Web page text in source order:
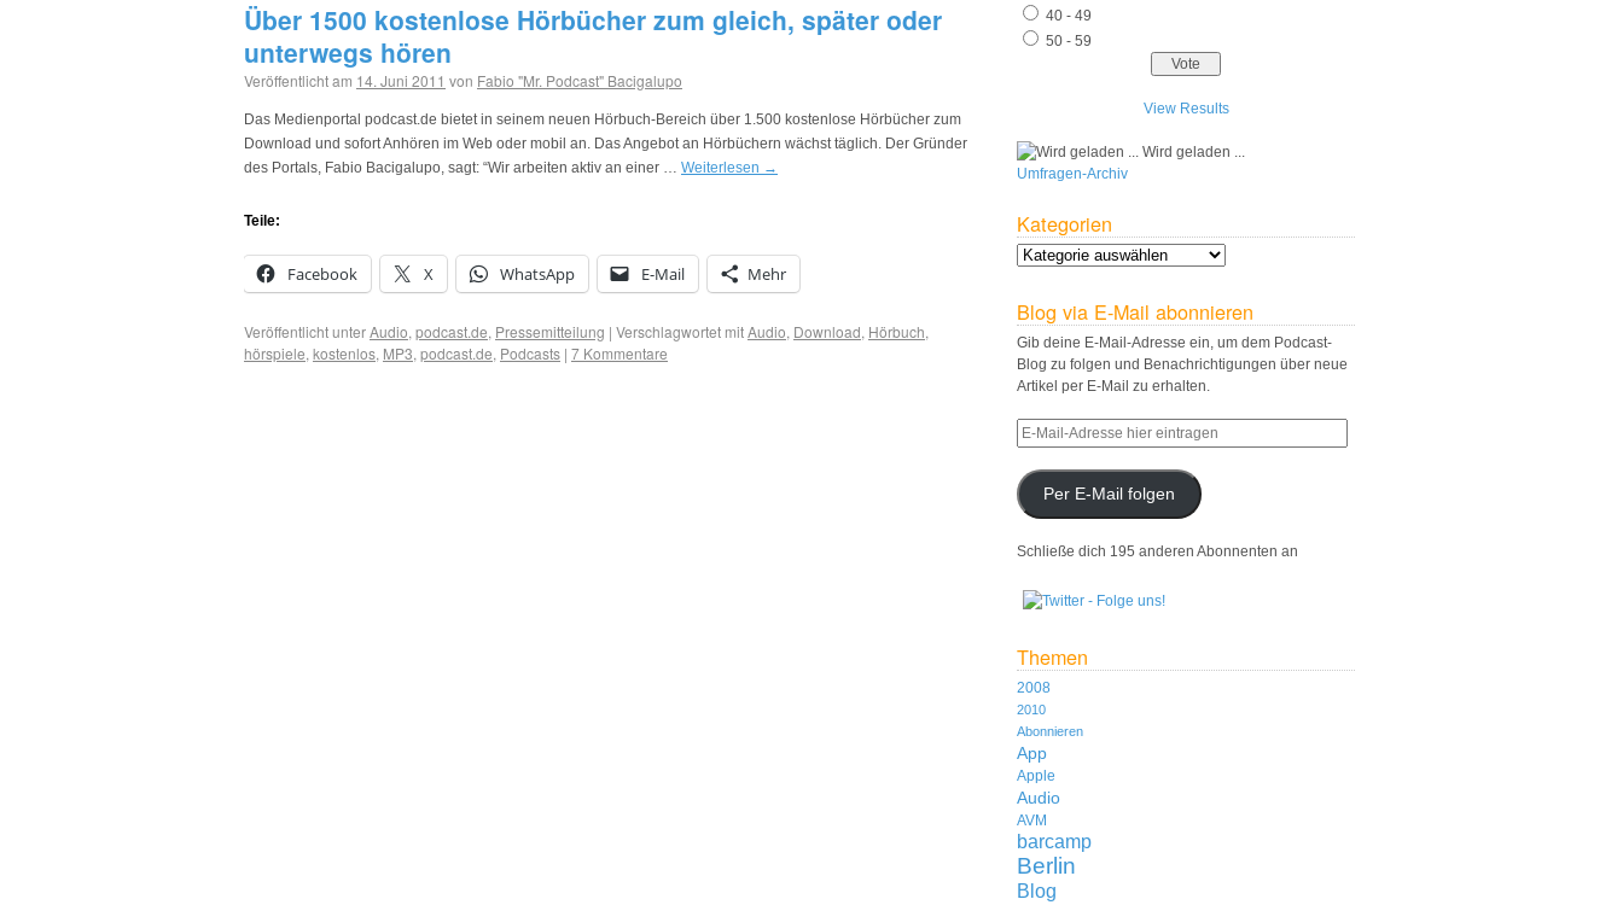
Über 1500 kostenlose Hörbücher zum gleich, später oder
unterwegs hören
Veröffentlicht am 14. Juni 2011 von Fabio "Mr. Podcast" Bacigalupo
Das Medienportal podcast.de bietet in seinem neuen Hörbuch-Bereich über 1.500 kostenlose Hörbücher zum
Download und sofort Anhören im Web oder mobil an. Das Angebot an Hörbüchern wächst täglich. Der Gründer
des Portals, Fabio Bacigalupo, sagt: “Wir arbeiten aktiv an einer … Weiterlesen →
Teile:
Facebook X WhatsApp E-Mail Mehr
Veröffentlicht unterAudio, podcast.de, Pressemitteilung | Verschlagwortet mitAudio, Download, Hörbuch,
hörspiele, kostenlos, MP3, podcast.de, Podcasts | 7 Kommentare
40 - 49
50 - 59
View Results
Wird geladen ...
Umfragen-Archiv
Kategorien
Blog via E-Mail abonnieren
Gib deine E-Mail-Adresse ein, um dem Podcast-
Blog zu folgen und Benachrichtigungen über neue
Artikel per E-Mail zu erhalten.
Per E-Mail folgen
Schließe dich 195 anderen Abonnenten an
Themen
2008
2010
Abonnieren
App
Apple
Audio
AVM
barcamp
Berlin
Blog